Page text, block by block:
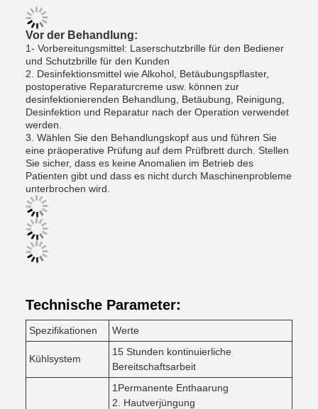
Vor der Behandlung:
1- Vorbereitungsmittel: Laserschutzbrille für den Bediener
und Schutzbrille für den Kunden
2. Desinfektionsmittel wie Alkohol, Betäubungspflaster,
postoperative Reparaturcreme usw. können zur
desinfektionierenden Behandlung, Betäubung, Reinigung,
Desinfektion und Reparatur nach der Operation verwendet
werden.
3. Wählen Sie den Behandlungskopf aus und führen Sie
eine präoperative Prüfung auf dem Prüfbrett durch. Stellen
Sie sicher, dass es keine Anomalien im Betrieb des
Patienten gibt und dass es nicht durch Maschinenprobleme
unterbrochen wird.
Technische Parameter:
Spezifikationen Werte
Kühlsystem
15 Stunden kontinuierliche
Bereitschaftsarbeit
1Permanente Enthaarung
2. Hautverjüngung